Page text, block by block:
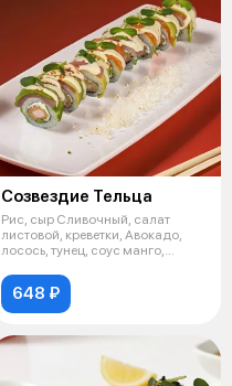
Созвездие Тельца
Рис, сыр Сливочный, салат
листовой, креветки, Авокадо,
лосось, тунец, соус манго,
648 ₽